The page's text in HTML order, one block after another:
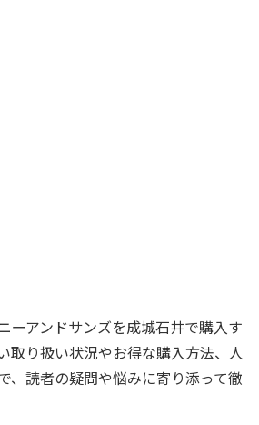
ーアンドサンズを成城石井で購入す
取り扱い状況やお得な購入方法、人
、読者の疑問や悩みに寄り添って徹